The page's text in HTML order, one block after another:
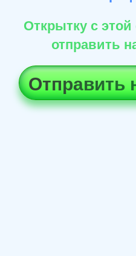
Открытку с
отправить
Отправить